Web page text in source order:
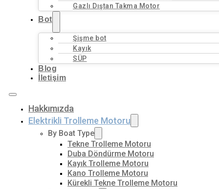
Gazlı Dıştan Takma Motor
Bot
Şişme bot
Kayık
SÜP
Blog
İletişim
Hakkımızda
Elektrikli Trolleme Motoru
By Boat Type
Tekne Trolleme Motoru
Duba Döndürme Motoru
Kayık Trolleme Motoru
Kano Trolleme Motoru
Kürekli Tekne Trolleme Motoru